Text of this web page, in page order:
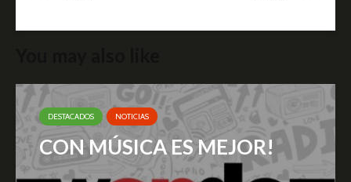
DESTACADOS NOTICIAS
CON MÚSICA ES MEJOR!